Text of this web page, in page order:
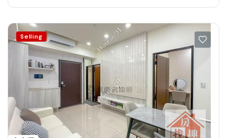
Selling